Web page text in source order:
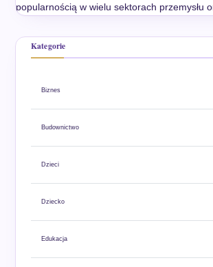
popularnością w wielu sektorach przemysłu
Kategorie
Biznes
Budownictwo
Dzieci
Dziecko
Edukacja